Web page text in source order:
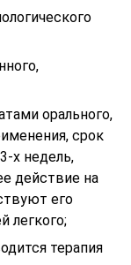
иммунитет;
и
для
чтобы не